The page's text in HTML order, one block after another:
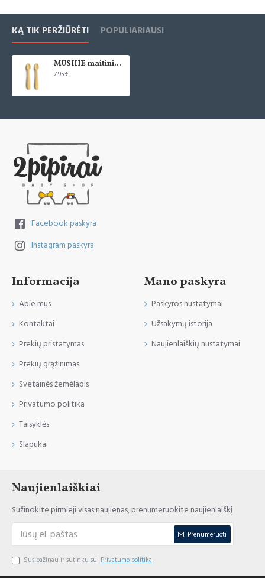
nerekomenduojama jų garinti ar sterilizuoti.
Rinkinį sudaro du arbatiniai šaukšteliai.
Sukurta Švedijoje.
KĄ TIK PERŽIŪRĖTI POPULIARIAUSI
MUSHIE maitinimo šaukštų rinkinys - Pale Daffodil (2vnt.)
7.95€
Facebook paskyra
Instagram paskyra
Informacija
Apie mus
Kontaktai
Prekių pristatymas
Prekių grąžinimas
Svetainės žemėlapis
Privatumo politika
Taisyklės
Slapukai
Mano paskyra
Paskyros nustatymai
Užsakymų istorija
Naujienlaiškių nustatymai
Naujienlaiškiai
Sužinokite pirmieji visas naujienas, prenumeruokite naujienlaiškį
Prenumeruoti
Susipažinau ir sutinku su Privatumo politika